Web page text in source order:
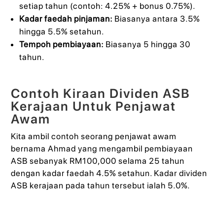
setiap tahun (contoh: 4.25% + bonus 0.75%).
Kadar faedah pinjaman: Biasanya antara 3.5%
hingga 5.5% setahun.
Tempoh pembiayaan: Biasanya 5 hingga 30
tahun.
Contoh Kiraan Dividen ASB
Kerajaan Untuk Penjawat
Awam
Kita ambil contoh seorang penjawat awam
bernama Ahmad yang mengambil pembiayaan
ASB sebanyak RM100,000 selama 25 tahun
dengan kadar faedah 4.5% setahun. Kadar dividen
ASB kerajaan pada tahun tersebut ialah 5.0%.